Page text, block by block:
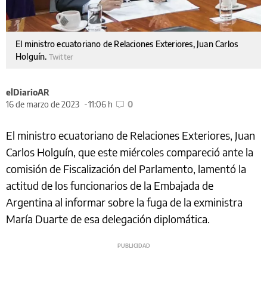
El ministro ecuatoriano de Relaciones Exteriores, Juan Carlos
Holguín. Twitter
elDiarioAR
16 de marzo de 2023
11:06 h 0
El ministro ecuatoriano de Relaciones Exteriores, Juan
Carlos Holguín, que este miércoles compareció ante la
comisión de Fiscalización del Parlamento, lamentó la
actitud de los funcionarios de la Embajada de
Argentina al informar sobre la fuga de la exministra
María Duarte de esa delegación diplomática.